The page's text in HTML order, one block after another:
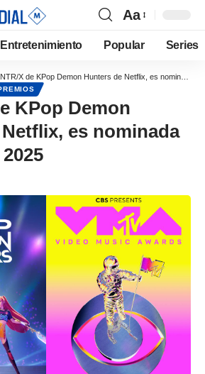
Aa
Entretenimiento Popular Series
X de KPop Demon Hunters de Netflix, es nominada a los VMAs 2025
KPop Demon
es nominada